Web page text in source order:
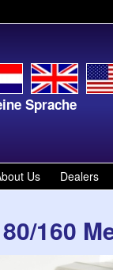
Us Dealers
160